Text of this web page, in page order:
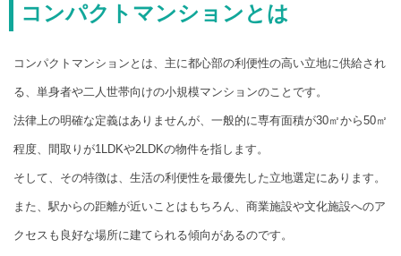
コンパクトマンションとは
コンパクトマンションとは、主に都心部の利便性の高い立地に供給され
る、単身者や二人世帯向けの小規模マンションのことです。
法律上の明確な定義はありませんが、一般的に専有面積が30㎡から50㎡
程度、間取りが1LDKや2LDKの物件を指します。
そして、その特徴は、生活の利便性を最優先した立地選定にあります。
また、駅からの距離が近いことはもちろん、商業施設や文化施設へのア
クセスも良好な場所に建てられる傾向があるのです。